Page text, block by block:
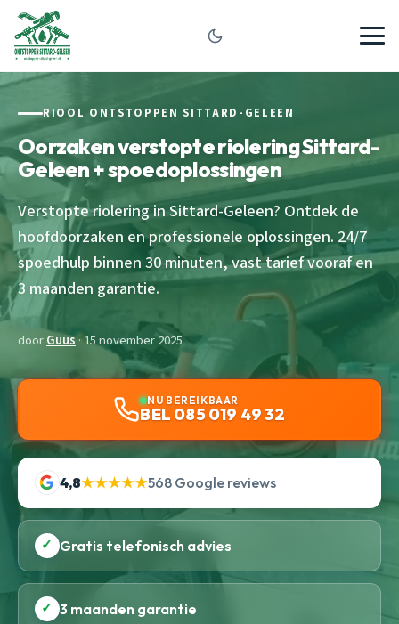
RIOOL ONTSTOPPEN SITTARD-GELEEN
Oorzaken verstopte riolering Sittard-
Geleen + spoedoplossingen
Verstopte riolering in Sittard-Geleen? Ontdek de
hoofdoorzaken en professionele oplossingen. 24/7
spoedhulp binnen 30 minuten, vast tarief vooraf en
3 maanden garantie.
doorGuus· 15 november 2025
NU BEREIKBAAR
BEL 085 019 49 32
4,8★★★★★568 Google reviews
✓ Gratis telefonisch advies
✓ 3 maanden garantie